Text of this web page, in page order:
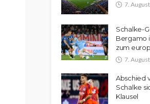
7.
Schalke-
Bergamo
zum
7.
Abschied
Schalke
Klausel